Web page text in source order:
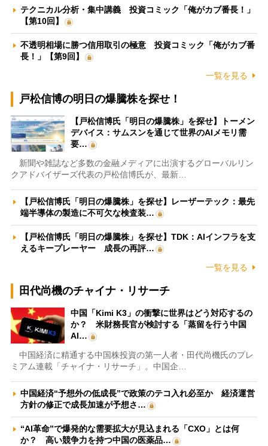
テクニカル分析・集中講義 投資コミック「俺がカブ番長！」
【第10回】
不透明相場に勝つ信用取引の極意 投資コミック「俺がカブ番
長！」【第9回】
一覧を見る
戸松信博の明日の爆騰株を探せ！
【戸松信博氏「明日の爆騰株」を探せ】トーメン
デバイス：サムスンを通じて世界のAIメモリ需
要…
新聞や雑誌など多数の金融メディアに出演するグローバルリン
クアドバイザーズ代表の戸松信博氏が、最新…
【戸松信博氏「明日の爆騰株」を探せ】レーザーテック：最先
端半導体の製造に不可欠な検査装…
【戸松信博氏「明日の爆騰株」を探せ】TDK：AIインフラを支
えるキープレーヤー 成長の再評…
一覧を見る
田代尚機のチャイナ・リサーチ
中国「Kimi K3」の衝撃に世界はどう対応するの
か？ 米財務長官が検討する「蒸留を行う中国
AI…
中国経済に精通する中国株投資の第一人者・田代尚機氏のプレ
ミアム連載「チャイナ・リサーチ」。中国企…
中国経済“予想外の低成長”で政策のテコ入れ必至か 経済運営
方針の修正で成長加速が予想さ…
“AI革命”で爆発的な需要拡大が見込まれる「CXO」とは何
か？ 高い競争力を持つ中国の医薬品…